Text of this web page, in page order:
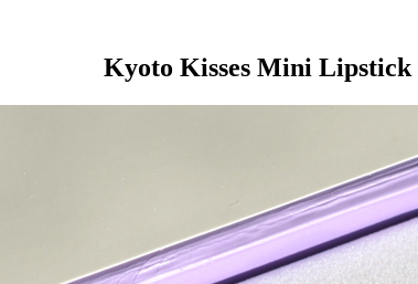
Kyoto Kisses Mini Lipstick